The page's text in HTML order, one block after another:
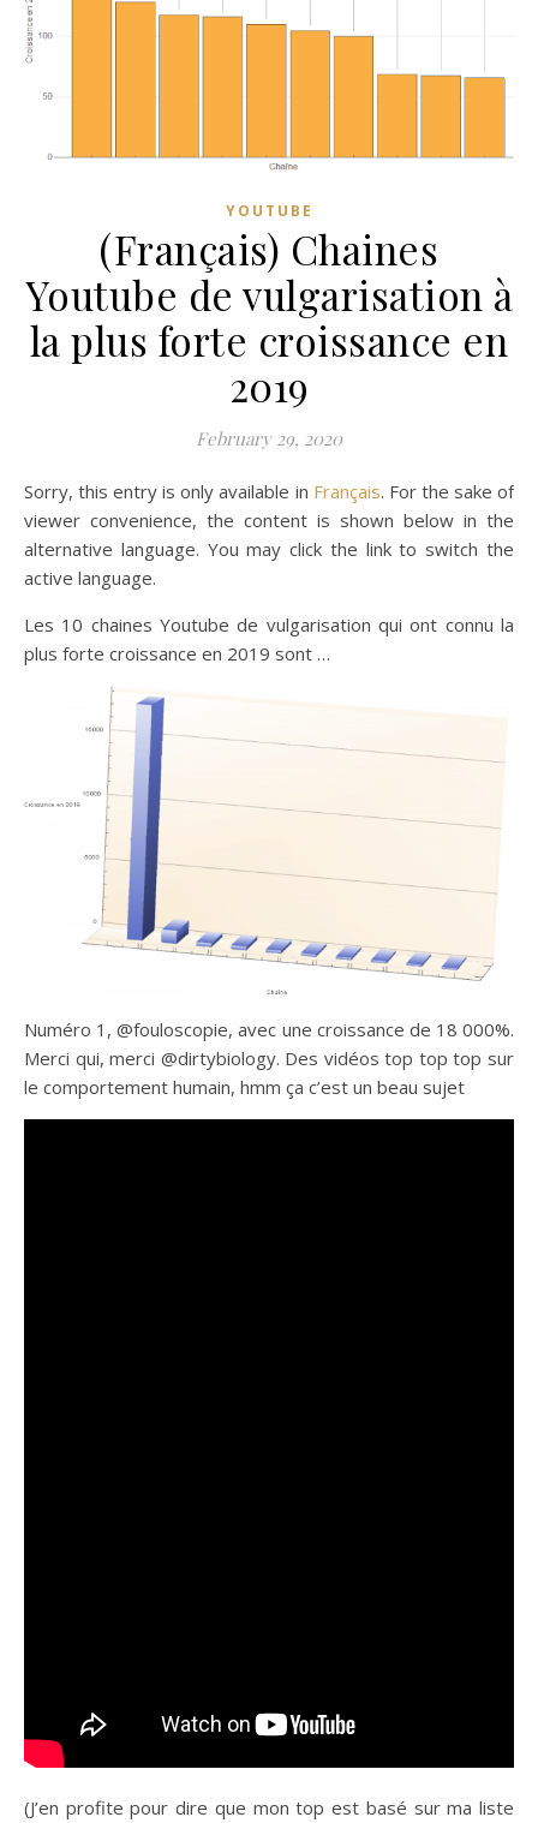
YOUTUBE
(Français) Chaines
Youtube de vulgarisation à
la plus forte croissance en
2019
February 29, 2020
Sorry, this entry is only available in Français. For the sake of
viewer convenience, the content is shown below in the
alternative language. You may click the link to switch the
active language.
Les 10 chaines Youtube de vulgarisation qui ont connu la
plus forte croissance en 2019 sont …
Numéro 1, @fouloscopie, avec une croissance de 18 000%.
Merci qui, merci @dirtybiology. Des vidéos top top top sur
le comportement humain, hmm ça c’est un beau sujet
(J’en profite pour dire que mon top est basé sur ma liste